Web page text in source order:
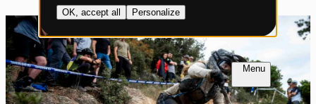
FR NL
YouTube disallowed
install 4 cookies.
Allow Deny
OK, accept all Personalize